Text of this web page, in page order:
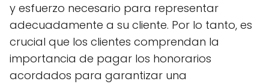
y esfuerzo necesario para representar
adecuadamente a su cliente. Por lo tanto, es
crucial que los clientes comprendan la
importancia de pagar los honorarios
acordados para garantizar una